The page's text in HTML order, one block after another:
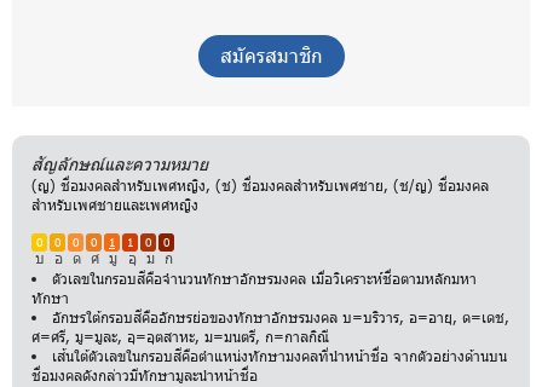
สมัครสมาชิก
สัญลักษณ์และความหมาย
(ญ) ชื่อมงคลสำหรับเพศหญิง, (ช) ชื่อมงคลสำหรับเพศชาย, (ช/ญ) ชื่อมงคล
สำหรับเพศชายและเพศหญิง
0 0 0 0 1 1 0 0
บ อ ด ศ มู อุ ม ก
ตัวเลขในกรอบสีคือจำนวนทักษาอักษรมงคล เมื่อวิเคราะห์ชื่อตามหลักมหา
ทักษา
อักษรใต้กรอบสีคืออักษรย่อของทักษาอักษรมงคล บ=บริวาร, อ=อายุ, ด=เดช,
ศ=ศรี, มู=มูละ, อุ=อุตสาหะ, ม=มนตรี, ก=กาลกิณี
เส้นใต้ตัวเลขในกรอบสีคือตำแหน่งทักษามงคลที่นำหน้าชื่อ จากตัวอย่างด้านบน
ชื่อมงคลดังกล่าวมีทักษามูละนำหน้าชื่อ